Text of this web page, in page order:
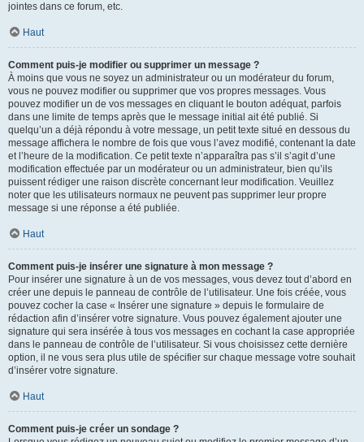
jointes dans ce forum, etc.
Haut
Comment puis-je modifier ou supprimer un message ?
À moins que vous ne soyez un administrateur ou un modérateur du forum,
vous ne pouvez modifier ou supprimer que vos propres messages. Vous
pouvez modifier un de vos messages en cliquant le bouton adéquat, parfois
dans une limite de temps après que le message initial ait été publié. Si
quelqu’un a déjà répondu à votre message, un petit texte situé en dessous du
message affichera le nombre de fois que vous l’avez modifié, contenant la date
et l’heure de la modification. Ce petit texte n’apparaîtra pas s’il s’agit d’une
modification effectuée par un modérateur ou un administrateur, bien qu’ils
puissent rédiger une raison discrète concernant leur modification. Veuillez
noter que les utilisateurs normaux ne peuvent pas supprimer leur propre
message si une réponse a été publiée.
Haut
Comment puis-je insérer une signature à mon message ?
Pour insérer une signature à un de vos messages, vous devez tout d’abord en
créer une depuis le panneau de contrôle de l’utilisateur. Une fois créée, vous
pouvez cocher la case « Insérer une signature » depuis le formulaire de
rédaction afin d’insérer votre signature. Vous pouvez également ajouter une
signature qui sera insérée à tous vos messages en cochant la case appropriée
dans le panneau de contrôle de l’utilisateur. Si vous choisissez cette dernière
option, il ne vous sera plus utile de spécifier sur chaque message votre souhait
d’insérer votre signature.
Haut
Comment puis-je créer un sondage ?